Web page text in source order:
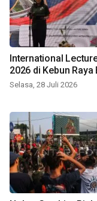
International
2026 di Kebun
Selasa, 28 Juli 2026